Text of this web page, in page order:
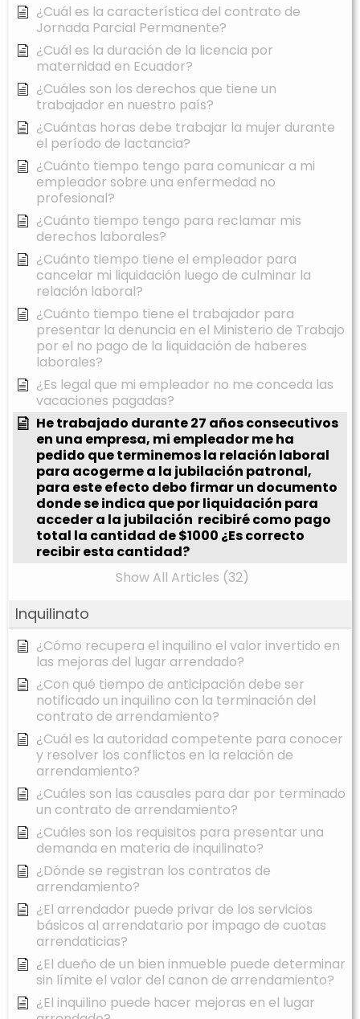
¿Cuál es la característica del contrato de
Jornada Parcial Permanente?
¿Cuál es la duración de la licencia por
maternidad en Ecuador?
¿Cuáles son los derechos que tiene un
trabajador en nuestro país?
¿Cuántas horas debe trabajar la mujer durante
el período de lactancia?
¿Cuánto tiempo tengo para comunicar a mi
empleador sobre una enfermedad no
profesional?
¿Cuánto tiempo tengo para reclamar mis
derechos laborales?
¿Cuánto tiempo tiene el empleador para
cancelar mi liquidación luego de culminar la
relación laboral?
¿Cuánto tiempo tiene el trabajador para
presentar la denuncia en el Ministerio de Trabajo
por el no pago de la liquidación de haberes
laborales?
¿Es legal que mi empleador no me conceda las
vacaciones pagadas?
He trabajado durante 27 años consecutivos
en una empresa, mi empleador me ha
pedido que terminemos la relación laboral
para acogerme a la jubilación patronal,
para este efecto debo firmar un documento
donde se indica que por liquidación para
acceder a la jubilación recibiré como pago
total la cantidad de $1000 ¿Es correcto
recibir esta cantidad?
Show All Articles (32)
Inquilinato
¿Cómo recupera el inquilino el valor invertido en
las mejoras del lugar arrendado?
¿Con qué tiempo de anticipación debe ser
notificado un inquilino con la terminación del
contrato de arrendamiento?
¿Cuál es la autoridad competente para conocer
y resolver los conflictos en la relación de
arrendamiento?
¿Cuáles son las causales para dar por terminado
un contrato de arrendamiento?
¿Cuáles son los requisitos para presentar una
demanda en materia de inquilinato?
¿Dónde se registran los contratos de
arrendamiento?
¿El arrendador puede privar de los servicios
básicos al arrendatario por impago de cuotas
arrendaticias?
¿El dueño de un bien inmueble puede determinar
sin límite el valor del canon de arrendamiento?
¿El inquilino puede hacer mejoras en el lugar